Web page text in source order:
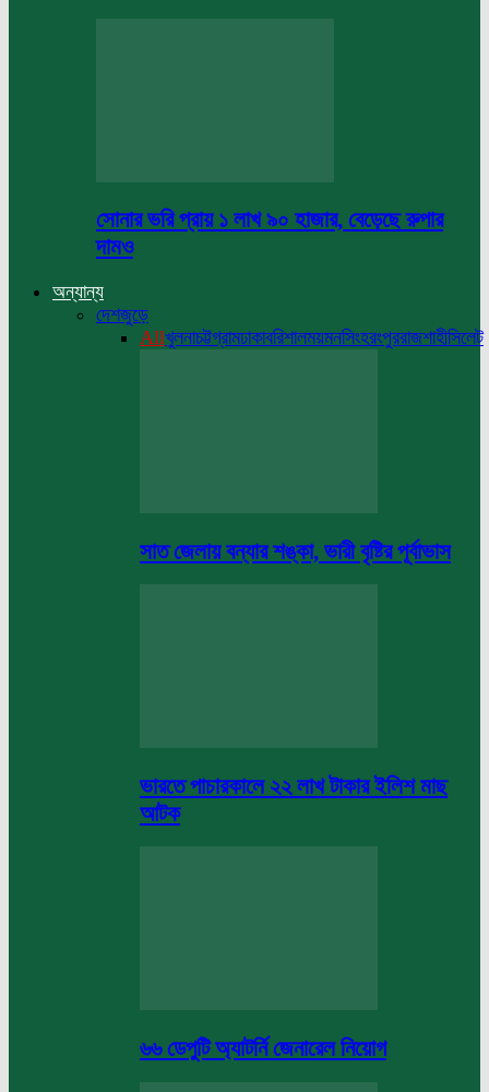
সোনার ভরি প্রায় ১ লাখ ৯০ হাজার, বেড়েছে রুপার
দামও
অন্যান্য
দেশজুড়ে
Allখুলনাচট্টগ্রামঢাকাবরিশালময়মনসিংহরংপুররাজশাহীসিলেট
সাত জেলায় বন্যার শঙ্কা, ভারী বৃষ্টির পূর্বাভাস
ভারতে পাচারকালে ২২ লাখ টাকার ইলিশ মাছ
আটক
৬৬ ডেপুটি অ্যাটর্নি জেনারেল নিয়োগ